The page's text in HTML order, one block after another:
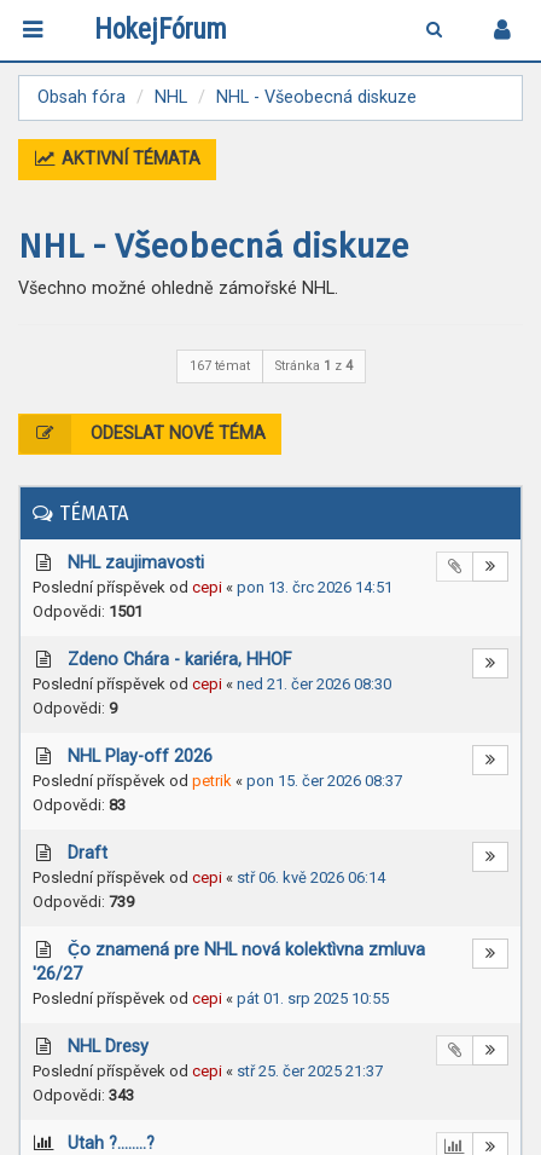
HokejFórum
Obsah fóra NHL NHL - Všeobecná diskuze
AKTIVNÍ TÉMATA
NHL - Všeobecná diskuze
Všechno možné ohledně zámořské NHL.
167 témat Stránka 1 z 4
ODESLAT NOVÉ TÉMA
TÉMATA
NHL zaujimavosti
Poslední příspěvek od cepi « pon 13. črc 2026 14:51
Odpovědi: 1501
Zdeno Chára - kariéra, HHOF
Poslední příspěvek od cepi « ned 21. čer 2026 08:30
Odpovědi: 9
NHL Play-off 2026
Poslední příspěvek od petrik « pon 15. čer 2026 08:37
Odpovědi: 83
Draft
Poslední příspěvek od cepi « stř 06. kvě 2026 06:14
Odpovědi: 739
Č̣o znamená pre NHL nová kolektìvna zmluva
'26/27
Poslední příspěvek od cepi « pát 01. srp 2025 10:55
NHL Dresy
Poslední příspěvek od cepi « stř 25. čer 2025 21:37
Odpovědi: 343
Utah ?........?